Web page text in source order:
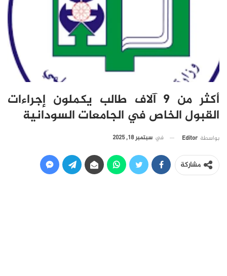
أكثر من 9 آلاف طالب يكملون إجراءات
القبول الخاص في الجامعات السودانية
بواسطة Editor في سبتمبر 18, 2025
مشاركة